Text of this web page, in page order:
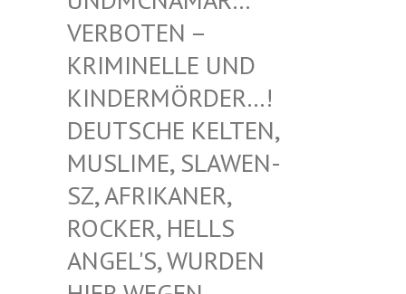
ERBOTEN – K
RIMINELLE UND K
INDERMÖRDER…! D
EUTSCHE KELTEN, M
USLIME, SLAWEN-S
Z, AFRIKANER, R
OCKER, HELLS A
NGEL'S, WURDEN H